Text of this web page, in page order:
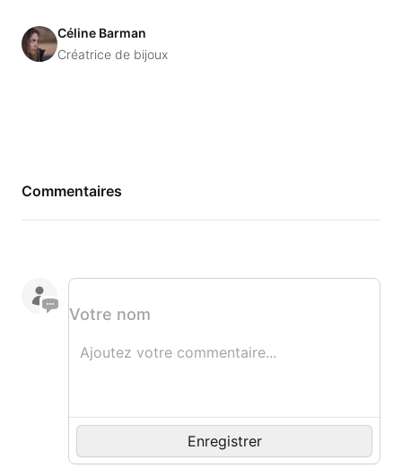
Céline Barman
Créatrice de bijoux
Commentaires
Commentaire